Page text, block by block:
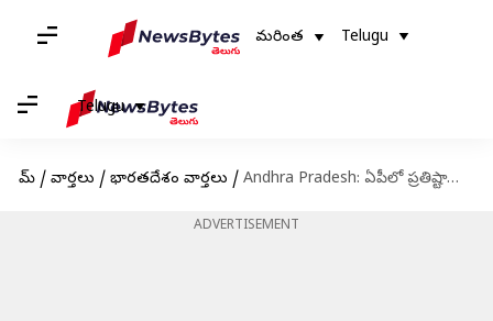
మరింత Telugu
Telugu
హోమ్ / వార్తలు / భారతదేశం వార్తలు / Andhra Pradesh: ఏపీలో ప్రతిష్టాత్మక 'ఇన్నొవేషన్‌ యూనివర్సిటీ'.. ఫిజిక్స్‌ వాలాతో రాష్ట్ర ప్రభుత్వం ఒప్పందం
ADVERTISEMENT